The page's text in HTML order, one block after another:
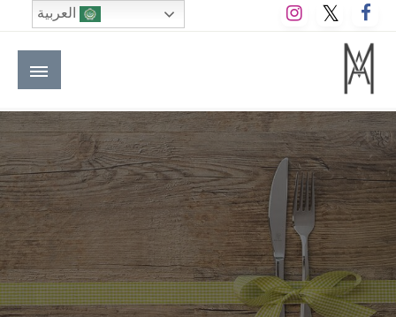
التخطي
إلى
المحتوى
M A hotels | إم ايه هوتيلز
الموقع الأول للعاملين في الفنادق في العالم العربي
العربية